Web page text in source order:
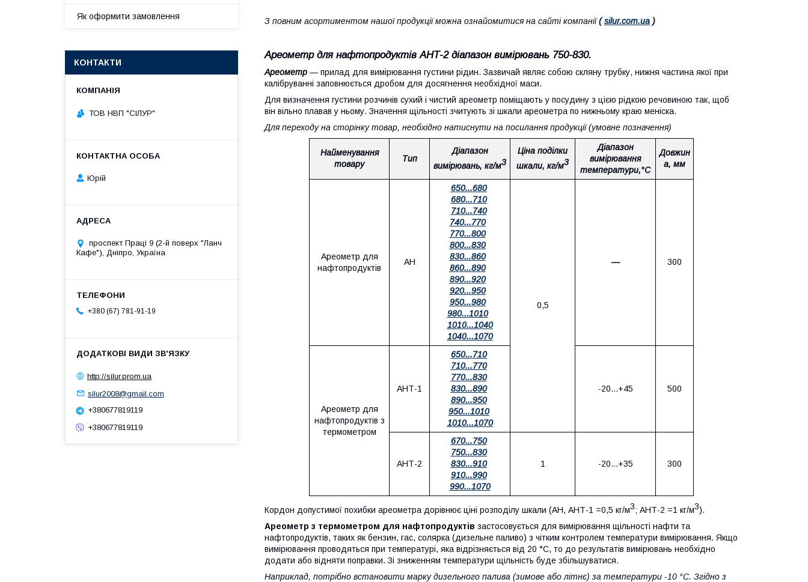
З повним асортиментом нашої продукції можна ознайомитися на сайті компанії(silur.com.ua )
Ареометр для нафтопродуктів АНТ-2 діапазон вимірювань 750-830.
Ареометр — прилад для вимірювання густини рідин. Зазвичай являє собою скляну трубку, нижня частина якої при
калібруванні заповнюється дробом для досягнення необхідної маси.
Для визначення густини розчинів сухий і чистий ареометр поміщають у посудину з цією рідкою речовиною так, щоб
він вільно плавав у ньому. Значення щільності зчитують зі шкали ареометра по нижньому краю меніска.
Для переходу на сторінку товар, необхідно натиснути на посилання продукції (умовне позначення)
Найменування
товару
Тип
Діапазон
вимірювань, кг/м3
Ціна поділки
шкали, кг/м3
Діапазон
вимірювання
температури,°С
Довжин
а, мм
Ареометр для
нафтопродуктів
АН
650...680
680...710
710...740
740...770
770...800
800...830
830...860
860...890
890...920
920...950
950...980
980...1010
1010...1040
1040...1070
0,5
— 300
Ареометр для
нафтопродуктів з
термометром
АНТ-1
650...710
710...770
770...830
830...890
890...950
950...1010
1010...1070
-20...+45 500
АНТ-2
670...750
750...830
830...910
910...990
990...1070
1 -20...+35 300
Кордон допустимої похибки ареометра дорівнює ціні розподілу шкали (АН, АНТ-1 =0,5 кг/м3; АНТ-2 =1 кг/м3).
Ареометр з термометром для нафтопродуктів застосовується для вимірювання щільності нафти та
нафтопродуктів, таких як бензин, гас, солярка (дизельне паливо) з чітким контролем температури вимірювання. Якщо
вимірювання проводяться при температурі, яка відрізняється від 20 °С, то до результатів вимірювань необхідно
додати або відняти поправки. Зі зниженням температури щільність буде збільшуватися.
Наприклад, потрібно встановити марку дизельного палива (зимове або літнє) за температури -10 °С. Згідно з
Як оформити замовлення
КОНТАКТИ
ТОВ НВП "СІЛУР"
Юрій
проспект Праці 9 (2-й поверх "Ланч
Кафе"), Дніпро, Україна
+380 (67) 781-91-19
http://silur.prom.ua
silur2008@gmail.com
+380677819119
+380677819119